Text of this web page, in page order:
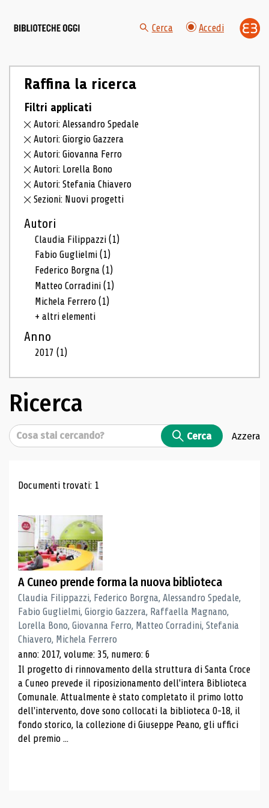
Cerca Accedi
Raffina la ricerca
Filtri applicati
Autori: Alessandro Spedale
Autori: Giorgio Gazzera
Autori: Giovanna Ferro
Autori: Lorella Bono
Autori: Stefania Chiavero
Sezioni: Nuovi progetti
Autori
Claudia Filippazzi(1)
Fabio Guglielmi(1)
Federico Borgna(1)
Matteo Corradini(1)
Michela Ferrero(1)
+ altri elementi
Anno
2017(1)
Ricerca
Cerca Cerca Azzera
Risultati di ricerca
Documenti trovati: 1
A Cuneo prende forma la nuova biblioteca
Claudia Filippazzi, Federico Borgna, Alessandro Spedale,
Fabio Guglielmi, Giorgio Gazzera, Raffaella Magnano,
Lorella Bono, Giovanna Ferro, Matteo Corradini, Stefania
Chiavero, Michela Ferrero
anno: 2017, volume: 35, numero: 6
Il progetto di rinnovamento della struttura di Santa Croce
a Cuneo prevede il riposizionamento dell'intera Biblioteca
Comunale. Attualmente è stato completato il primo lotto
dell'intervento, dove sono collocati la biblioteca 0-18, il
fondo storico, la collezione di Giuseppe Peano, gli uffici
del premio ...